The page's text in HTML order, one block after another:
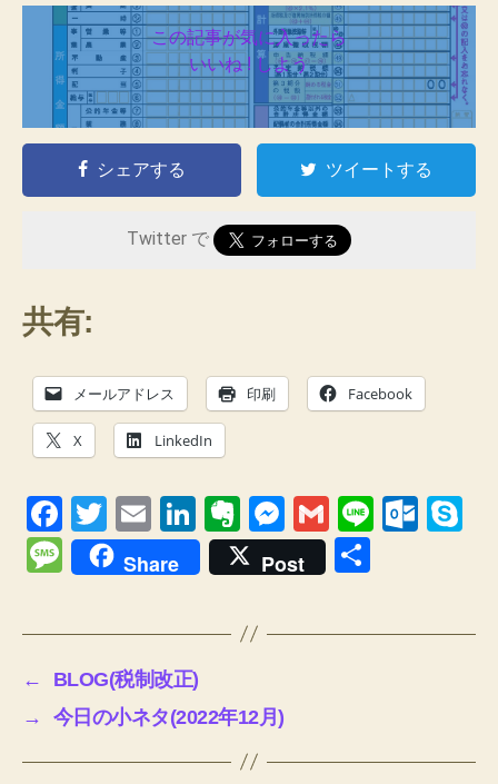
この記事が気に入ったら
いいね ! しよう
シェアする ツイートする
Twitter で
共有:
メールアドレス 印刷 Facebook
X LinkedIn
F
a
c
o
o
k
T
wi
tt
E
m
ail
Li
n
k
n
E
v
er
n
ot
M
e
ss
G
m
ail
Li
O
m
M
ss
g
e
Share Post
←
BLOG(税制改正)
→
今日の小ネタ(2022年12月)